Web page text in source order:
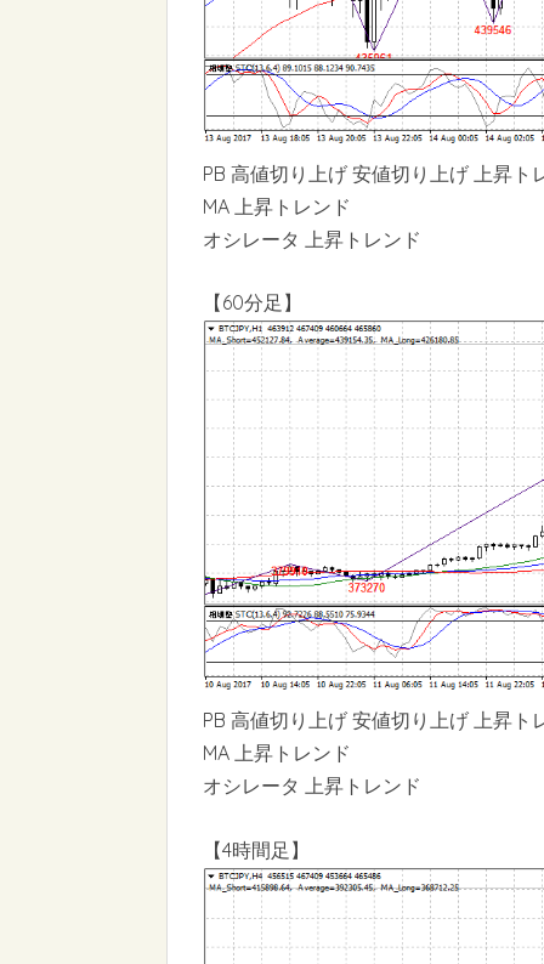
PB 高値切り上げ 安値切り上げ 上昇ト
MA 上昇トレンド
オシレータ 上昇トレンド
【60分足】
PB 高値切り上げ 安値切り上げ 上昇ト
MA 上昇トレンド
オシレータ 上昇トレンド
【4時間足】